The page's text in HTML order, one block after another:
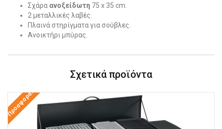
Σχάρα ανοξείδωτη 75 x 35 cm.
2 μεταλλικές λαβές.
Πλαινά στηρίγματα για σούβλες.
Ανοικτήρι μπύρας.
Σχετικά προϊόντα
Προσφορά!